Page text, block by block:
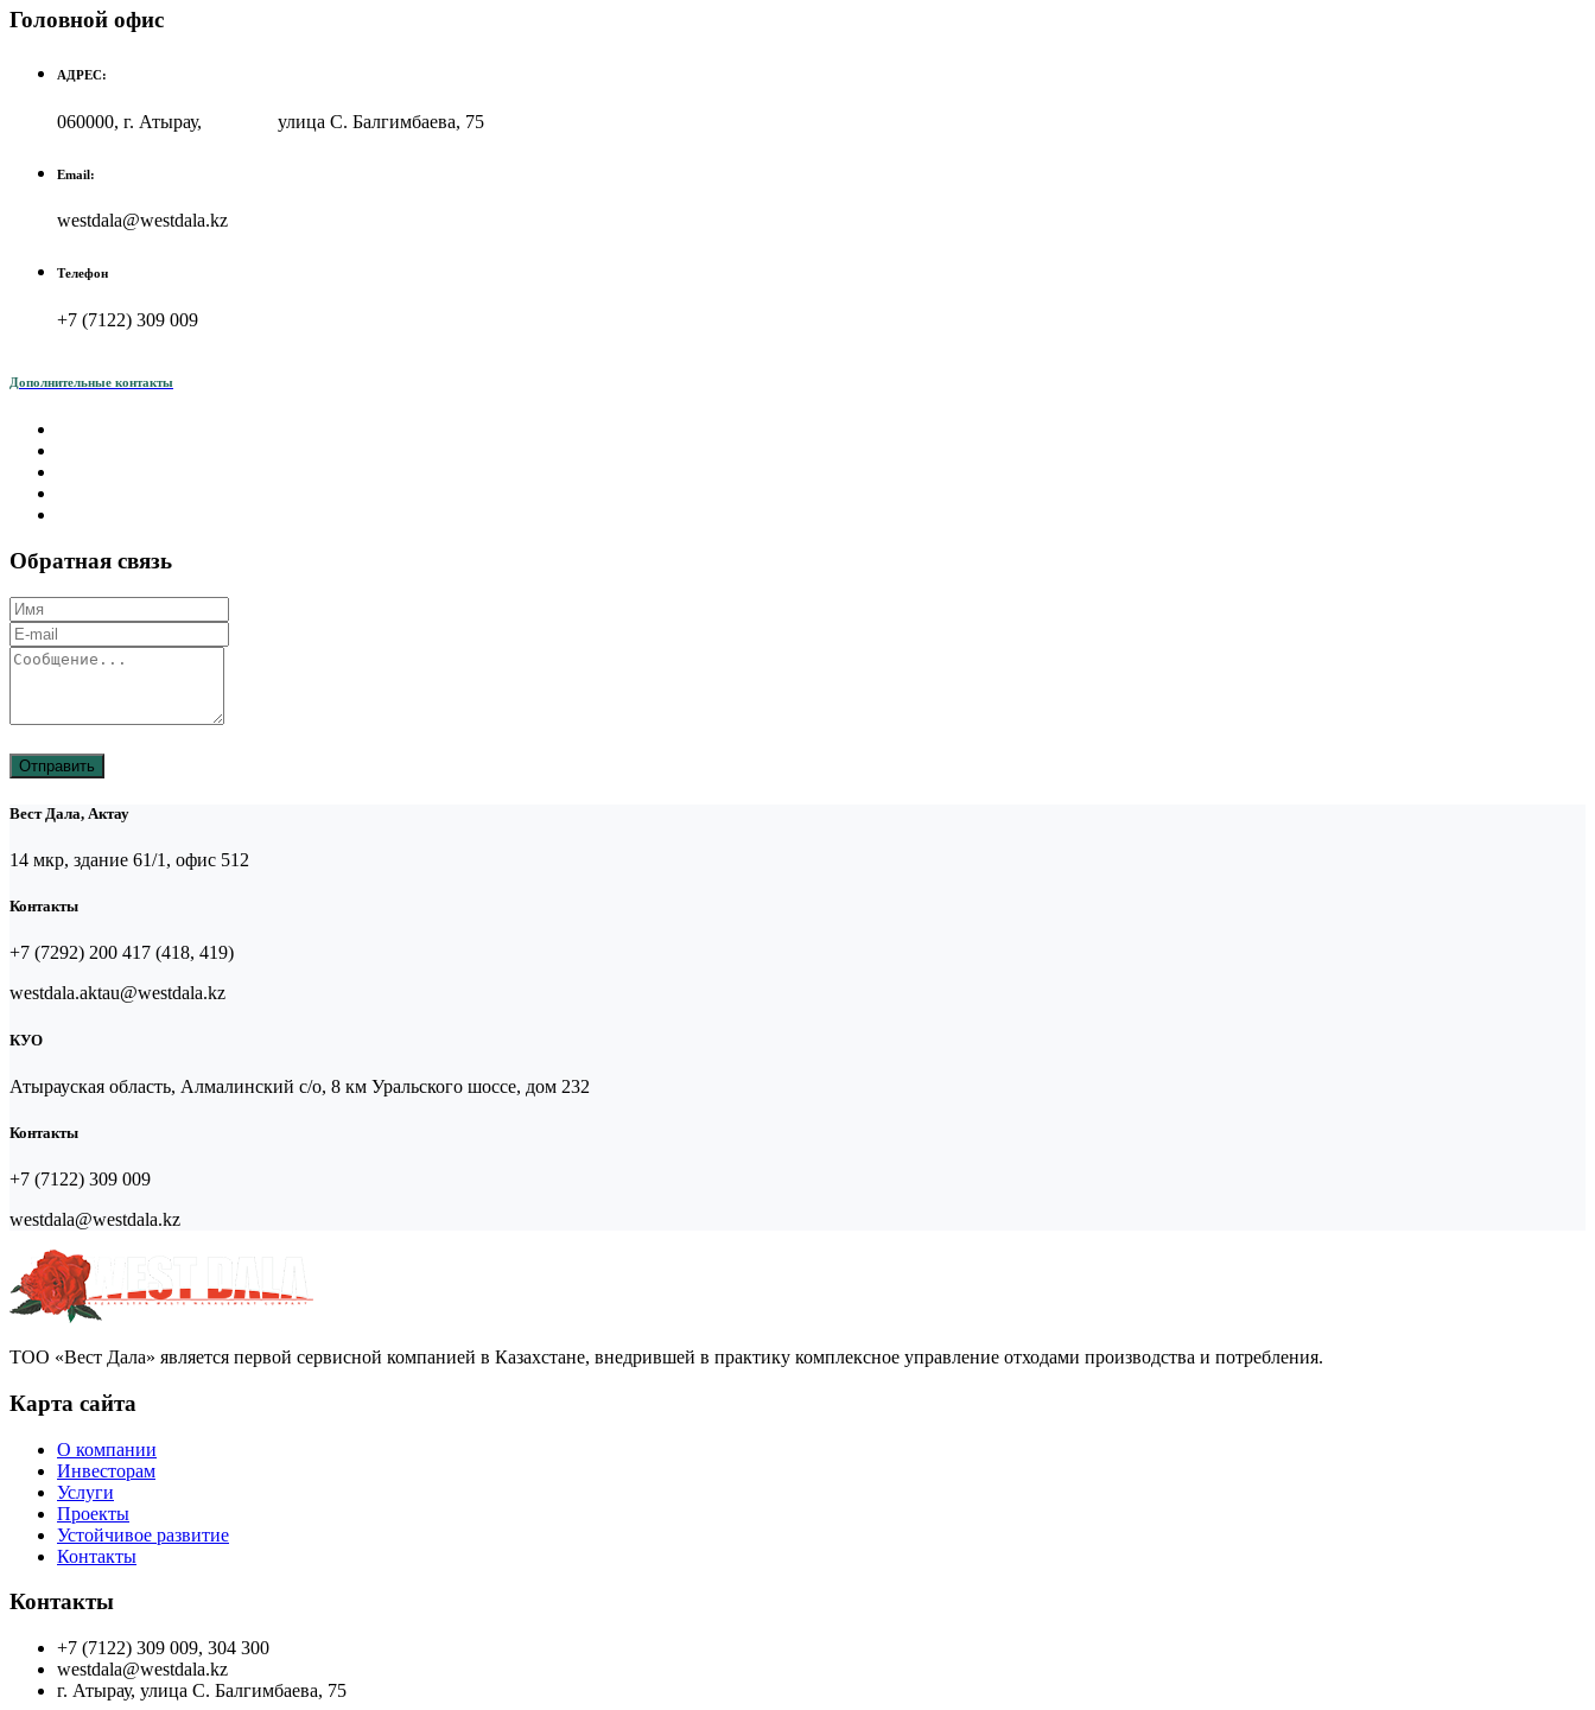
Головной офис
АДРЕС:
060000, г. Атырау, улица С. Балгимбаева, 75
Email:
westdala@westdala.kz
Телефон
+7 (7122) 309 009
Дополнительные контакты
Обратная связь
Отправить
Вест Дала, Актау
14 мкр, здание 61/1, офис 512
Контакты
+7 (7292) 200 417 (418, 419)
westdala.aktau@westdala.kz
КУО
Атырауская область, Алмалинский с/о, 8 км Уральского шоссе, дом 232
Контакты
+7 (7122) 309 009
westdala@westdala.kz
ТОО «Вест Дала» является первой сервисной компанией в Казахстане, внедрившей в практику комплексное управление отходами производства и потребления.
Карта сайта
О компании
Инвесторам
Услуги
Проекты
Устойчивое развитие
Контакты
Контакты
+7 (7122) 309 009, 304 300
westdala@westdala.kz
г. Атырау, улица С. Балгимбаева, 75